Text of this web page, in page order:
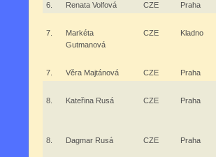
6. Renata Volfová CZE Praha
7.
Markéta
Gutmanová
CZE Kladno
7. Věra Majtánová CZE Praha
8. Kateřina Rusá CZE Praha
8. Dagmar Rusá CZE Praha